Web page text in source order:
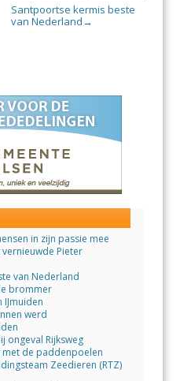
Santpoortse kermis beste
van Nederland →
in zijn passie mee
Pieter
van Nederland
brommer
IJmuiden
werd
ongeval Rijksweg
met de paddenpoelen
Zeedieren (RTZ)